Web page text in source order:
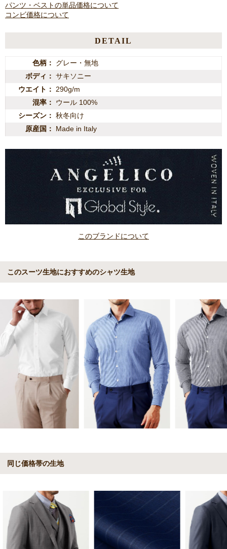
パンツ・ベストの単品価格について
コンビ価格について
DETAIL
色柄
グレー・無地
ボディ
サキソニー
ウエイト
290g/m
混率
ウール 100%
シーズン
秋冬向け
原産国
Made in Italy
このブランドについて
このスーツ生地におすすめのシャツ生地
同じ価格帯の生地